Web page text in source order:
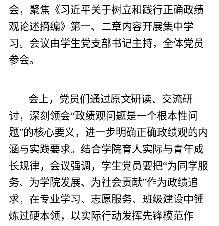
会，聚焦《习近平关于树立和践行正确政绩
观论述摘编》第一、二章内容开展集中学
习。会议由学生党支部书记主持，全体党员
参会。
会上，党员们通过原文研读、交流研
讨，深刻领会“政绩观问题是一个根本性问
题”的核心要义，进一步明确正确政绩观的内
涵与实践要求。结合学院育人实际与青年成
长规律，会议强调，学生党员要把“为同学服
务、为学院发展、为社会贡献”作为政绩追
求，在专业学习、志愿服务、班级建设中锤
炼过硬本领，以实际行动发挥先锋模范作